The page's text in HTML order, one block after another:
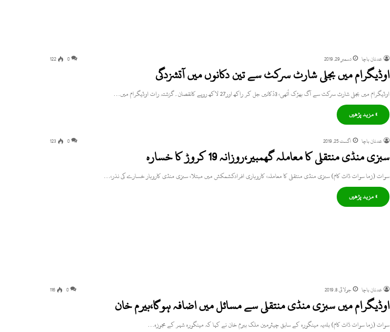
عدنان باچا دسمبر 29, 2019 0
122
اوڈیگرام میں بجلی شارٹ سرکٹ سے تین دکانوں میں آتشزدگی
اوڈیگرام میں بجلی شارٹ سرکٹ سے آگ بھڑک اُٹھی، 3دُکانیں جل کر راکھ اور27 لاکھ روپے کانقصان۔گزشتہ رات اوڈیگرام میں…
» مزید پڑھیں
عدنان باچا اگست 25, 2019 0
123
سبزی منڈی منتقلی کا معاملہ گھمبیر،روزانہ 19 کروڑ کا خسارہ
سوات (زما سوات ڈاٹ کام) سبزی منڈی منتقلی کا معاملہ، کاروباری افرادکشمکش میں مبتلا، سبزی منڈی کاروبار خسارے کی نذر،…
» مزید پڑھیں
عدنان باچا جولائی 8, 2019 0
116
اوڈیگرام میں سبزی منڈی منتقلی سے مسائل میں اضافہ ہوگا،بیرم خان
سوات (زما سوات ڈاٹ کام) بلدیہ مینگورہ کے سابق چیئرمین ملک بیرم خان نے کہا کہ مینگورہ شہر کے مجوزہ…